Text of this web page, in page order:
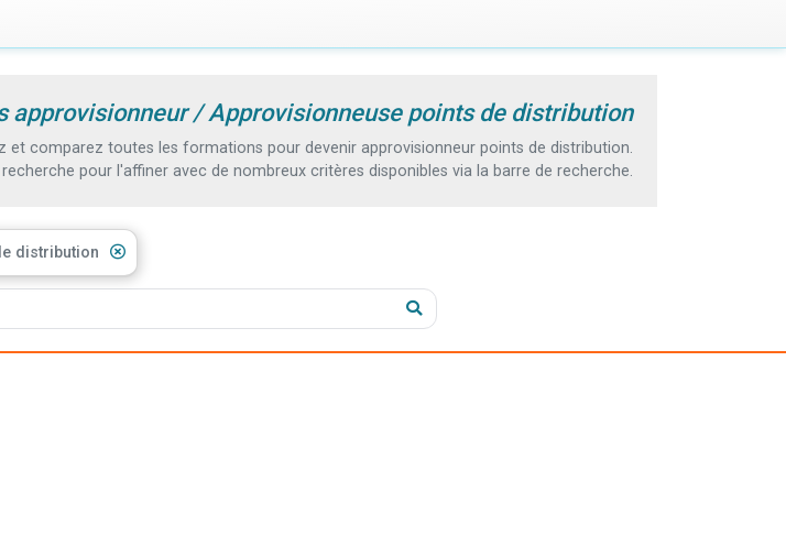
approvisionneur / Approvisionneuse points de distribution
et comparez toutes les formations pour devenir approvisionneur points de distribution.
pour l'affiner avec de nombreux critères disponibles via la barre de recherche.
distribution